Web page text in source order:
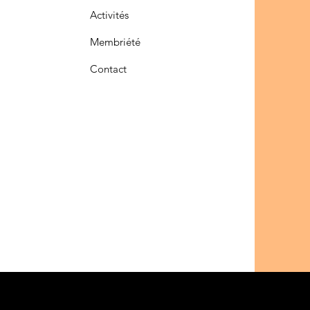
Activités
Membriété
Contact